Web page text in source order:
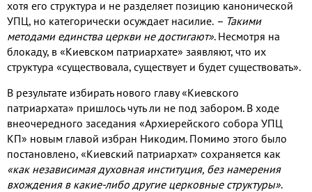
хотя его структура и не разделяет позицию канонической
УПЦ, но категорически осуждает насилие. – Такими
методами единства церкви не достигают». Несмотря на
блокаду, в «Киевском патриархате» заявляют, что их
структура «существовала, существует и будет существовать».
В результате избирать нового главу «Киевского
патриархата» пришлось чуть ли не под забором. В ходе
внеочередного заседания «Архиерейского собора УПЦ
КП» новым главой избран Никодим. Помимо этого было
постановлено, «Киевский патриархат» сохраняется как
«как независимая духовная институция, без намерения
вхождения в какие-либо другие церковные структуры».